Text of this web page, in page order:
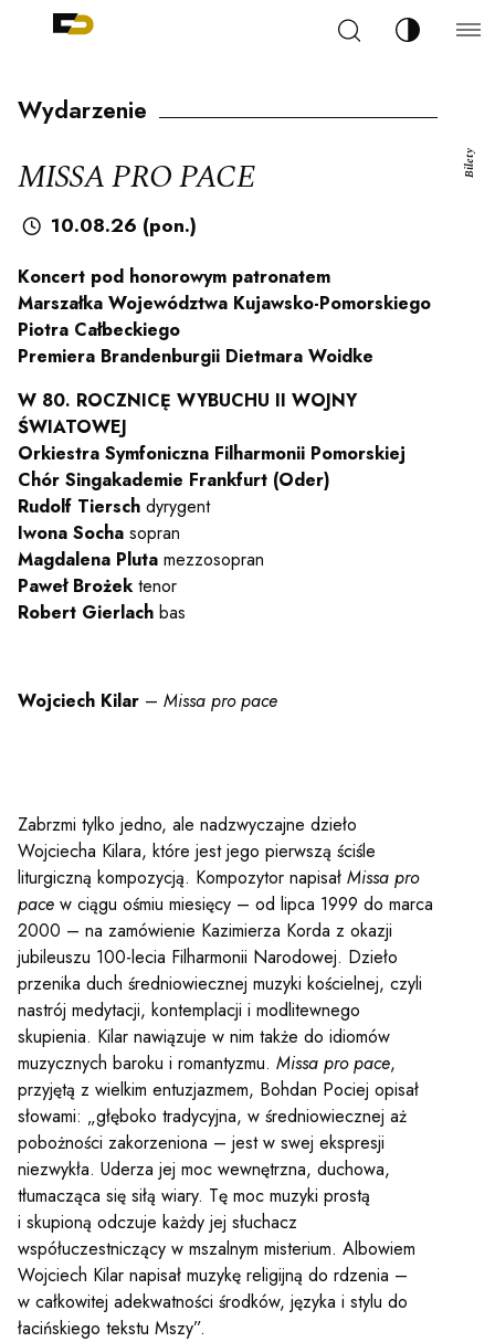
Szukaj Zmień
sal
Polityka prywatności
Praca
Wydarzenie
MISSA PRO PACE
10.08.26 (pon.)
Koncert pod honorowym patronatem
Marszałka Województwa Kujawsko-Pomorskiego
Piotra Całbeckiego
Premiera Brandenburgii Dietmara Woidke
W 80. ROCZNICĘ WYBUCHU II WOJNY
ŚWIATOWEJ
Orkiestra Symfoniczna Filharmonii Pomorskiej
Chór Singakademie Frankfurt (Oder)
Rudolf Tiersch dyrygent
Iwona Socha sopran
Magdalena Pluta mezzosopran
Paweł Brożek tenor
Robert Gierlach bas
Wojciech Kilar – Missa pro pace
Zabrzmi tylko jedno, ale nadzwyczajne dzieło
Wojciecha Kilara, które jest jego pierwszą ściśle
liturgiczną kompozycją. Kompozytor napisał Missa pro
pace w ciągu ośmiu miesięcy – od lipca 1999 do marca
2000 – na zamówienie Kazimierza Korda z okazji
jubileuszu 100-lecia Filharmonii Narodowej. Dzieło
przenika duch średniowiecznej muzyki kościelnej, czyli
nastrój medytacji, kontemplacji i modlitewnego
skupienia. Kilar nawiązuje w nim także do idiomów
muzycznych baroku i romantyzmu. Missa pro pace,
przyjętą z wielkim entuzjazmem, Bohdan Pociej opisał
słowami: „głęboko tradycyjna, w średniowiecznej aż
pobożności zakorzeniona – jest w swej ekspresji
niezwykła. Uderza jej moc wewnętrzna, duchowa,
tłumacząca się siłą wiary. Tę moc muzyki prostą
i skupioną odczuje każdy jej słuchacz
współuczestniczący w mszalnym misterium. Albowiem
Wojciech Kilar napisał muzykę religijną do rdzenia –
w całkowitej adekwatności środków, języka i stylu do
łacińskiego tekstu Mszy”.
Bilety